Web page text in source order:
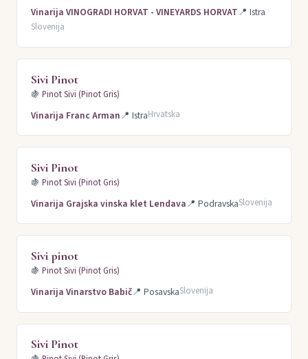
Vinarija VINOGRADI HORVAT - VINEYARDS HORVAT📍 Istra
Slovenija
Sivi Pinot
🍇 Pinot Sivi (Pinot Gris)
Vinarija Franc Arman📍 IstraHrvatska
Sivi Pinot
🍇 Pinot Sivi (Pinot Gris)
Vinarija Grajska vinska klet Lendava📍 PodravskaSlovenija
Sivi pinot
🍇 Pinot Sivi (Pinot Gris)
Vinarija Vinarstvo Babič📍 PosavskaSlovenija
Sivi Pinot